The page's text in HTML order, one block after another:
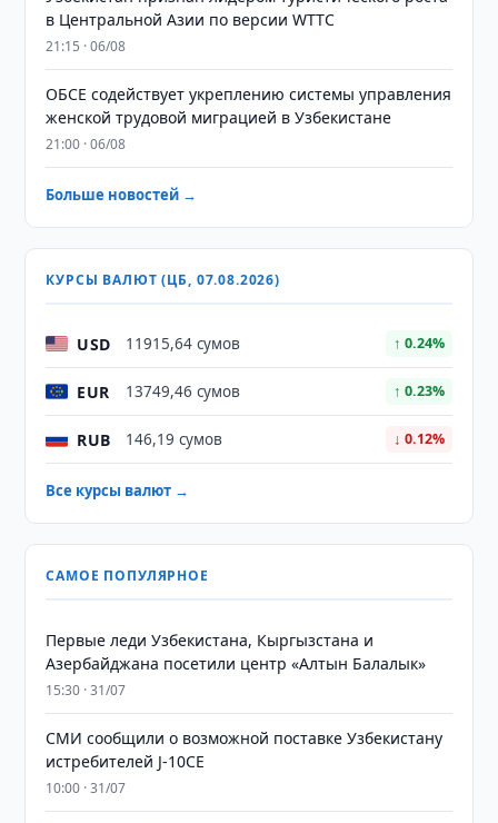
в Центральной Азии по версии WTTC
21:15 · 06/08
ОБСЕ содействует укреплению системы управления
женской трудовой миграцией в Узбекистане
21:00 · 06/08
Больше новостей →
КУРСЫ ВАЛЮТ (ЦБ, 07.08.2026)
USD 11915,64 сумов ↑ 0.24%
EUR 13749,46 сумов ↑ 0.23%
RUB 146,19 сумов ↓ 0.12%
Все курсы валют →
САМОЕ ПОПУЛЯРНОЕ
Первые леди Узбекистана, Кыргызстана и
Азербайджана посетили центр «Алтын Балалык»
15:30 · 31/07
СМИ сообщили о возможной поставке Узбекистану
истребителей J-10CE
10:00 · 31/07